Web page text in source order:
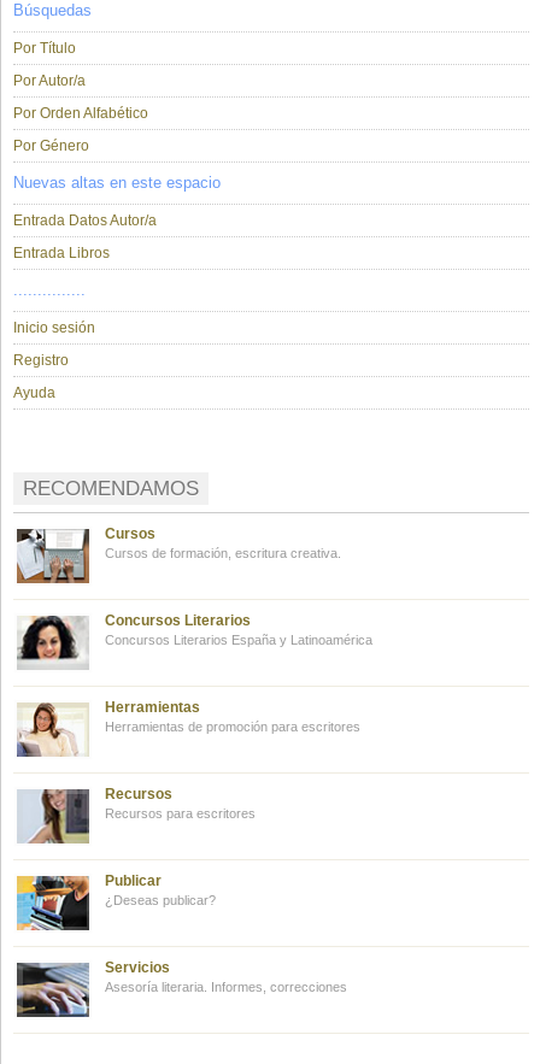
Búsquedas
Por Título
Por Autor/a
Por Orden Alfabético
Por Género
Nuevas altas en este espacio
Entrada Datos Autor/a
Entrada Libros
...............
Inicio sesión
Registro
Ayuda
RECOMENDAMOS
Cursos
Cursos de formación, escritura creativa.
Concursos Literarios
Concursos Literarios España y Latinoamérica
Herramientas
Herramientas de promoción para escritores
Recursos
Recursos para escritores
Publicar
¿Deseas publicar?
Servicios
Asesoría literaria. Informes, correcciones